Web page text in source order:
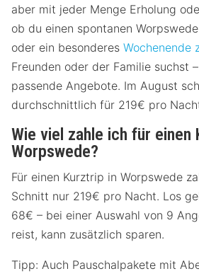
aber mit jeder Menge Erholung
ob du einen spontanen
oder ein besonderes Wochenende
Freunden oder der Familie suchst
passende Angebote. Im August
durchschnittlich für 219€ pro
Wie viel zahle ich für einen
Worpswede?
Für einen Kurztrip in Worpswede
Schnitt nur 219€ pro Nacht. Los
68€ – bei einer Auswahl von 9
reist, kann zusätzlich sparen.
Tipp: Auch Pauschalpakete mit